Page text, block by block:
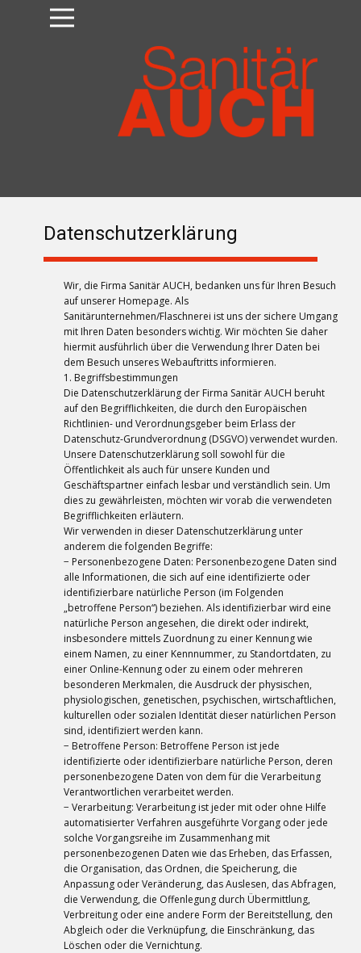
Datenschutzerklärung
Wir, die Firma Sanitär AUCH, bedanken uns für Ihren Besuch
auf unserer Homepage. Als
Sanitärunternehmen/Flaschnerei ist uns der sichere Umgang
mit Ihren Daten besonders wichtig. Wir möchten Sie daher
hiermit ausführlich über die Verwendung Ihrer Daten bei
dem Besuch unseres Webauftritts informieren.
1. Begriffsbestimmungen
Die Datenschutzerklärung der Firma Sanitär AUCH beruht
auf den Begrifflichkeiten, die durch den Europäischen
Richtlinien- und Verordnungsgeber beim Erlass der
Datenschutz-Grundverordnung (DSGVO) verwendet wurden.
Unsere Datenschutzerklärung soll sowohl für die
Öffentlichkeit als auch für unsere Kunden und
Geschäftspartner einfach lesbar und verständlich sein. Um
dies zu gewährleisten, möchten wir vorab die verwendeten
Begrifflichkeiten erläutern.
Wir verwenden in dieser Datenschutzerklärung unter
anderem die folgenden Begriffe:
− Personenbezogene Daten: Personenbezogene Daten sind
alle Informationen, die sich auf eine identifizierte oder
identifizierbare natürliche Person (im Folgenden
„betroffene Person“) beziehen. Als identifizierbar wird eine
natürliche Person angesehen, die direkt oder indirekt,
insbesondere mittels Zuordnung zu einer Kennung wie
einem Namen, zu einer Kennnummer, zu Standortdaten, zu
einer Online-Kennung oder zu einem oder mehreren
besonderen Merkmalen, die Ausdruck der physischen,
physiologischen, genetischen, psychischen, wirtschaftlichen,
kulturellen oder sozialen Identität dieser natürlichen Person
sind, identifiziert werden kann.
− Betroffene Person: Betroffene Person ist jede
identifizierte oder identifizierbare natürliche Person, deren
personenbezogene Daten von dem für die Verarbeitung
Verantwortlichen verarbeitet werden.
− Verarbeitung: Verarbeitung ist jeder mit oder ohne Hilfe
automatisierter Verfahren ausgeführte Vorgang oder jede
solche Vorgangsreihe im Zusammenhang mit
personenbezogenen Daten wie das Erheben, das Erfassen,
die Organisation, das Ordnen, die Speicherung, die
Anpassung oder Veränderung, das Auslesen, das Abfragen,
die Verwendung, die Offenlegung durch Übermittlung,
Verbreitung oder eine andere Form der Bereitstellung, den
Abgleich oder die Verknüpfung, die Einschränkung, das
Löschen oder die Vernichtung.